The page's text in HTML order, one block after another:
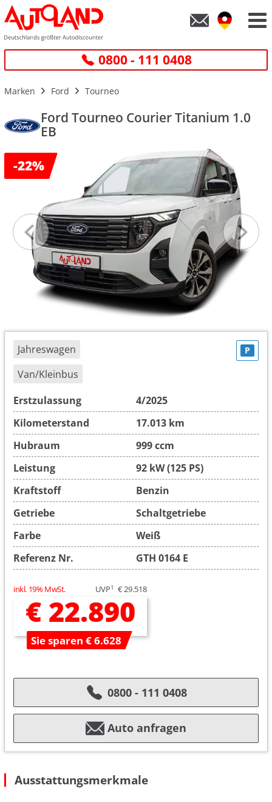
0800 - 111 0408
Marken Ford Tourneo
Ford Tourneo Courier Titanium 1.0
EB
-22%
Jahreswagen
Van/Kleinbus
P
Erstzulassung
4/2025
Kilometerstand
17.013 km
Hubraum
999 ccm
Leistung
92 kW (125 PS)
Kraftstoff
Benzin
Getriebe
Schaltgetriebe
Farbe
Weiß
Referenz Nr.
GTH 0164 E
inkl. 19% MwSt. UVP1 € 29.518
€ 22.890
Sie sparen € 6.628
0800 - 111 0408
Auto anfragen
Ausstattungsmerkmale